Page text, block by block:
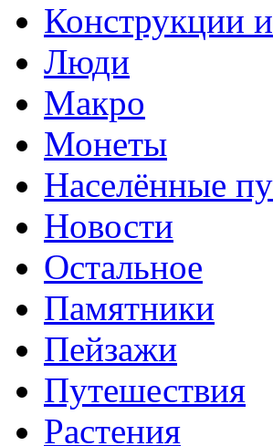
Конструкции
Люди
Макро
Монеты
Населённые
Новости
Остальное
Памятники
Пейзажи
Путешествия
Растения